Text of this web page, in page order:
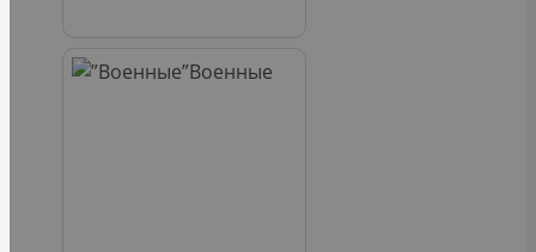
Военные